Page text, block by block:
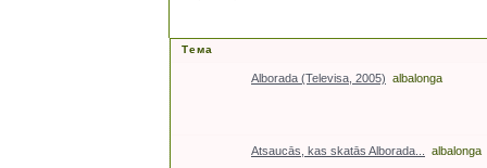
Тема
Alborada (Televisa, 2005) albalonga
Atsaucās, kas skatās Alborada... albalonga